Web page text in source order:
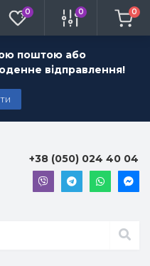
поштою або
відправлення!
0 0 0
+38 (050) 024 40 04